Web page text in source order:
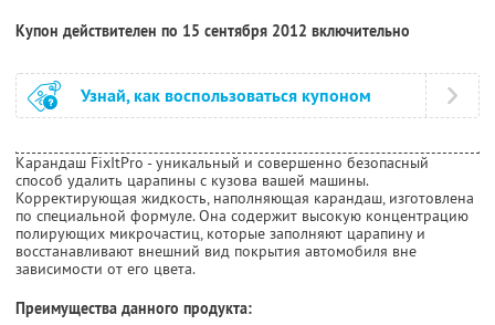
Купон действителен по 15 сентября 2012 включительно
Узнай, как воспользоваться купоном
Карандаш FixItPro - уникальный и совершенно безопасный
способ удалить царапины с кузова вашей машины.
Корректирующая жидкость, наполняющая карандаш, изготовлена
по специальной формуле. Она содержит высокую концентрацию
полирующих микрочастиц, которые заполняют царапину и
восстанавливают внешний вид покрытия автомобиля вне
зависимости от его цвета.
Преимущества данного продукта: